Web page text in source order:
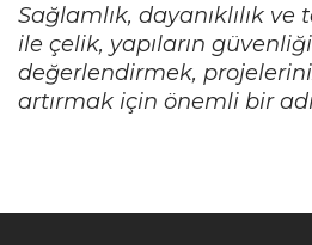
Sağlamlık, dayanıklılık
ile çelik, yapıların
değerlendirmek,
artırmak için önemli bir